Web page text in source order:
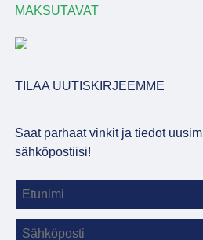
MAKSUTAVAT
TILAA UUTISKIRJEEMME
Saat parhaat vinkit ja tiedot
sähköpostiisi!